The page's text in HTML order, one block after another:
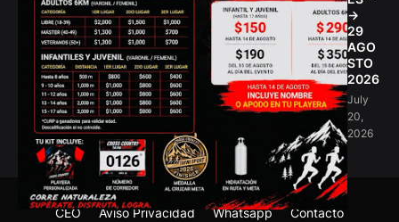
->
29
AGO
STO
2026
July
20,
2026
CEO Aviso Privacidad Whatsapp Contacto